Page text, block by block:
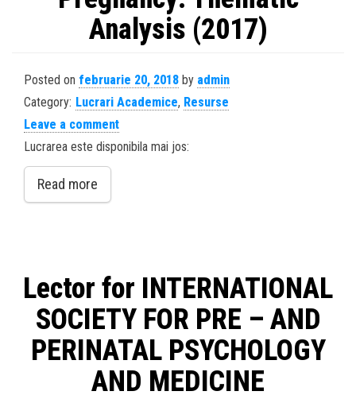
Analysis (2017)
Posted on februarie 20, 2018 by admin
Category: Lucrari Academice, Resurse
Leave a comment
Lucrarea este disponibila mai jos:
Read more
Lector for INTERNATIONAL
SOCIETY FOR PRE – AND
PERINATAL PSYCHOLOGY
AND MEDICINE